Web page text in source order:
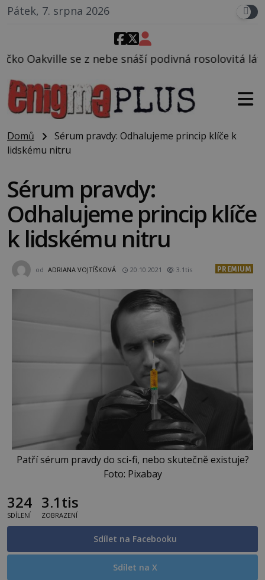
Pátek, 7. srpna 2026
snáší podivná rosolovitá látka neznámého
Domů
Sérum pravdy: Odhalujeme princip klíče k
lidskému nitru
Sérum pravdy:
Odhalujeme princip klíče
k lidskému nitru
od ADRIANA VOJTÍŠKOVÁ 20.10.2021 3.1tis PREMIUM
Patří sérum pravdy do sci-fi, nebo skutečně existuje?
Foto: Pixabay
324
SDÍLENÍ
3.1tis
ZOBRAZENÍ
Sdílet na Facebooku
Sdílet na X